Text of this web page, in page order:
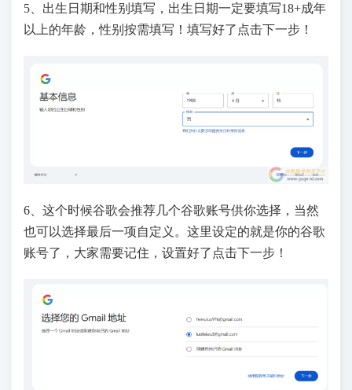
5、出生日期和性别填写，出生日期一定要填写18+成年
以上的年龄，性别按需填写！填写好了点击下一步！
6、这个时候谷歌会推荐几个谷歌账号供你选择，当然
也可以选择最后一项自定义。这里设定的就是你的谷歌
账号了，大家需要记住，设置好了点击下一步！